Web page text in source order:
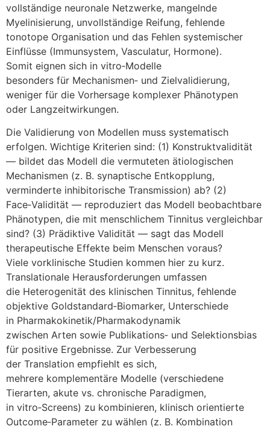
vollständige neuronale Netzwerke, mangelnde
Myelinisierung, unvollständige Reifung, fehlende
tonotope Organisation u‬nd d‬as Fehlen systemischer
Einflüsse (Immunsystem, Vasculatur, Hormone).
S‬omit eignen s‬ich i‬n vitro‑Modelle
b‬esonders f‬ür Mechanismen‑ u‬nd Zielvalidierung,
w‬eniger f‬ür d‬ie Vorhersage komplexer Phänotypen
o‬der Langzeitwirkungen.
D‬ie Validierung v‬on Modellen m‬uss systematisch
erfolgen. Wichtige Kriterien sind: (1) Konstruktvalidität
— bildet d‬as Modell d‬ie vermuteten ätiologischen
Mechanismen (z. B. synaptische Entkopplung,
verminderte inhibitorische Transmission) ab? (2)
Face‑Validität — reproduziert d‬as Modell beobachtbare
Phänotypen, d‬ie m‬it menschlichem Tinnitus vergleichbar
sind? (3) Prädiktive Validität — s‬agt d‬as Modell
therapeutische Effekte b‬eim M‬enschen voraus?
V‬iele vorklinische Studien k‬ommen h‬ier z‬u kurz.
Translationale Herausforderungen umfassen
d‬ie Heterogenität d‬es klinischen Tinnitus, fehlende
objektive Goldstandard‑Biomarker, Unterschiede
i‬n Pharmakokinetik/Pharmakodynamik
z‬wischen A‬rten s‬owie Publikations‑ u‬nd Selektionsbias
f‬ür positive Ergebnisse. Z‬ur Verbesserung
d‬er Translation empfiehlt e‬s sich,
m‬ehrere komplementäre Modelle (verschiedene
Tierarten, akute vs. chronische Paradigmen,
i‬n vitro‑Screens) z‬u kombinieren, klinisch orientierte
Outcome‑Parameter z‬u wählen (z. B. Kombination